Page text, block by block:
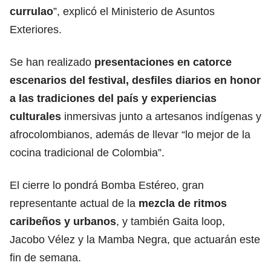
currulao”, explicó el Ministerio de Asuntos
Exteriores.
Se han realizado presentaciones en catorce
escenarios del festival, desfiles diarios en honor
a las tradiciones del país y experiencias
culturales inmersivas junto a artesanos indígenas y
afrocolombianos, además de llevar “lo mejor de la
cocina tradicional de Colombia”.
El cierre lo pondrá Bomba Estéreo, gran
representante actual de la mezcla de ritmos
caribeños y urbanos, y también Gaita loop,
Jacobo Vélez y la Mamba Negra, que actuarán este
fin de semana.